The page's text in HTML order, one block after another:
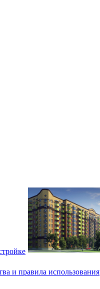
и правила использования